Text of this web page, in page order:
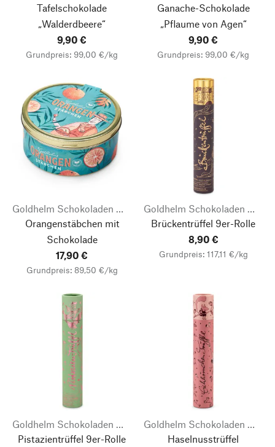
Tafelschokolade
„Walderdbeere“
9,90 €
Grundpreis: 99,00 €/kg
Ganache-Schokolade
„Pflaume von Agen“
9,90 €
Grundpreis: 99,00 €/kg
Goldhelm Schokoladen Manufaktur
Orangenstäbchen mit
Schokolade
17,90 €
Grundpreis: 89,50 €/kg
Goldhelm Schokoladen Manufaktur
Brückentrüffel 9er-Rolle
8,90 €
Grundpreis: 117,11 €/kg
Goldhelm Schokoladen Manufaktur
Pistazientrüffel 9er-Rolle
Goldhelm Schokoladen Manufaktur
Haselnusstrüffel